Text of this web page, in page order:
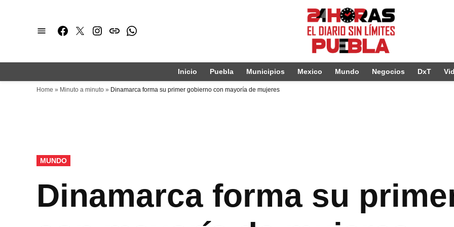
Facebook
TwitterInstagram
issuuWhatsapp
Inicio Puebla Municipios Mexico Mundo Negocios DxT
Home » Minuto a minuto » Dinamarca forma su primer gobierno con mayoría de mujeres
PUBLICADO
EN
MUNDO
Dinamarca forma su